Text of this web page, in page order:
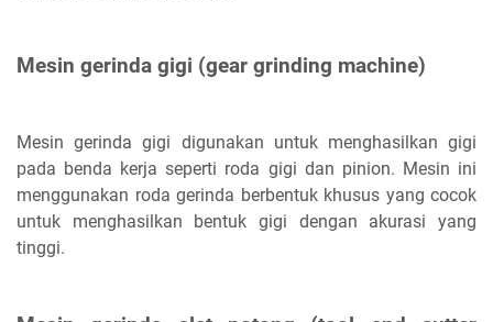
Mesin gerinda gigi (gear grinding machine)
Mesin gerinda gigi digunakan untuk menghasilkan gigi
pada benda kerja seperti roda gigi dan pinion. Mesin ini
menggunakan roda gerinda berbentuk khusus yang cocok
untuk menghasilkan bentuk gigi dengan akurasi yang
tinggi.